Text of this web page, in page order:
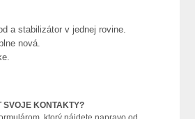
a stabilizátor v jednej rovine.
nová.
SVOJE KONTAKTY?